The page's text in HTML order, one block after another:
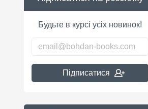
Будьте в курсі усіх новинок!
Підписатися